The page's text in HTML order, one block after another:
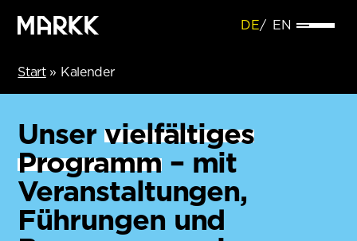
DE EN
Start» Kalender
Unser vielfältiges
Programm– mit
Veranstaltungen,
Führungen und